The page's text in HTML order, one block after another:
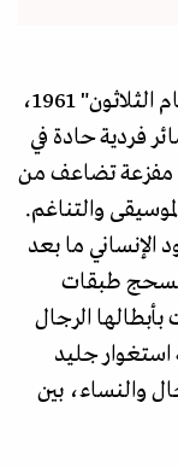
القصص السبع لمجموعتها القصصية "العام الثلاثون" 1961،
فردية حادة في
مفزعة تضاعف من
والتناغم.
الإنساني ما بعد
لسحج طبقات
بأبطالها الرجال
استغوار جليد
والنساء، بين